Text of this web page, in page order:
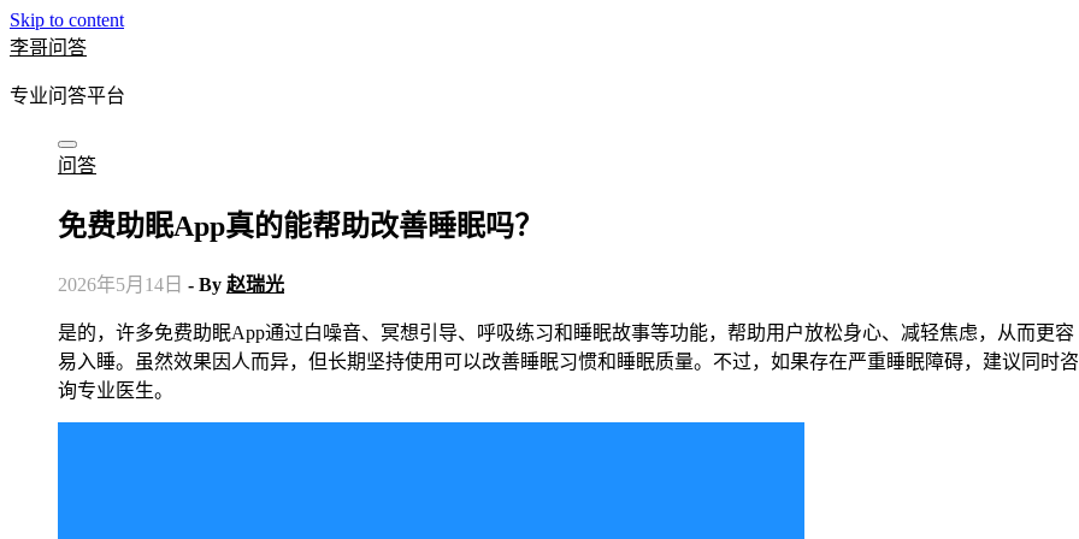
Skip to content
李哥问答
专业问答平台
问答
免费助眠App真的能帮助改善睡眠吗？
2026年5月14日 - By 赵瑞光
是的，许多免费助眠App通过白噪音、冥想引导、呼吸练习和睡眠故事等功能，帮助用户放松身心、减轻焦虑，从而更容
易入睡。虽然效果因人而异，但长期坚持使用可以改善睡眠习惯和睡眠质量。不过，如果存在严重睡眠障碍，建议同时咨
询专业医生。